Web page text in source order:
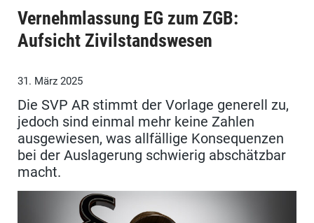
Vernehmlassung EG zum ZGB:
Aufsicht Zivilstandswesen
31. März 2025
Die SVP AR stimmt der Vorlage generell zu,
jedoch sind einmal mehr keine Zahlen
ausgewiesen, was allfällige Konsequenzen
bei der Auslagerung schwierig abschätzbar
macht.